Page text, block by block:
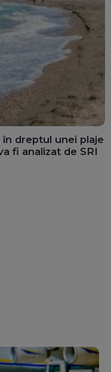
dreptul unei plaje
fi analizat de SRI